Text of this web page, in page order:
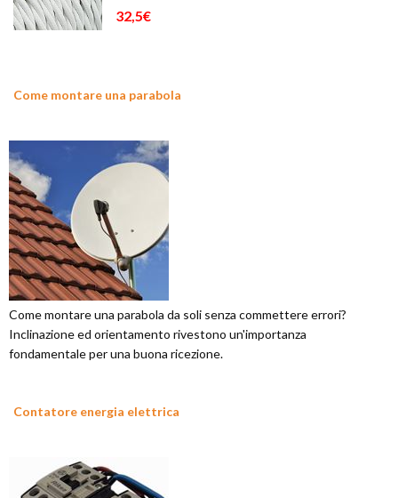
32,5€
Come montare una parabola
Come montare una parabola da soli senza commettere errori?
Inclinazione ed orientamento rivestono un'importanza
fondamentale per una buona ricezione.
Contatore energia elettrica